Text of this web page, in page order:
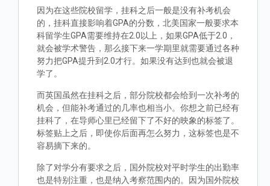
因为在这些院校留学，挂科之后一般是没有补考机会
的，挂科直接影响着GPA的分数，北美国家一般要求本
科留学生GPA需要维持在2.0以上，如果GPA低于2.0，
就会被学术警告，那么接下来一学期里就需要通过各种
努力把GPA提升到2.0才行。如果没有达到也就会被退
学了。
而英国虽然在挂科之后，部分院校都会给到一次补考的
机会，但能补考通过的几率也相当小。你想之前已经有
挂科了，在导师心里已经留下了不好的映象的标签了。
标签贴上之后，即使你后面再怎么努力，这标签也是不
容易摘下来的。
除了对学分有要求之后，国外院校对平时学生的出勤率
也是特别注重，也是纳入考察范围内的。因为国外院校